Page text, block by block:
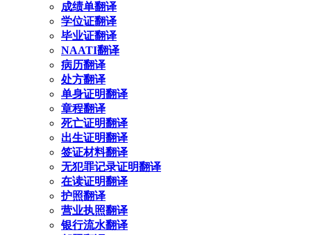
成绩单翻译
学位证翻译
毕业证翻译
NAATI翻译
病历翻译
处方翻译
单身证明翻译
章程翻译
死亡证明翻译
出生证明翻译
签证材料翻译
无犯罪记录证明翻译
在读证明翻译
护照翻译
营业执照翻译
银行流水翻译